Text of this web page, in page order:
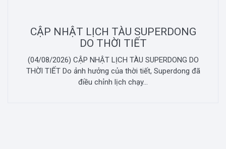
CẬP NHẬT LỊCH TÀU SUPERDONG
DO THỜI TIẾT
(04/08/2026) CẬP NHẬT LỊCH TÀU SUPERDONG DO
THỜI TIẾT Do ảnh hưởng của thời tiết, Superdong đã
điều chỉnh lịch chạy...